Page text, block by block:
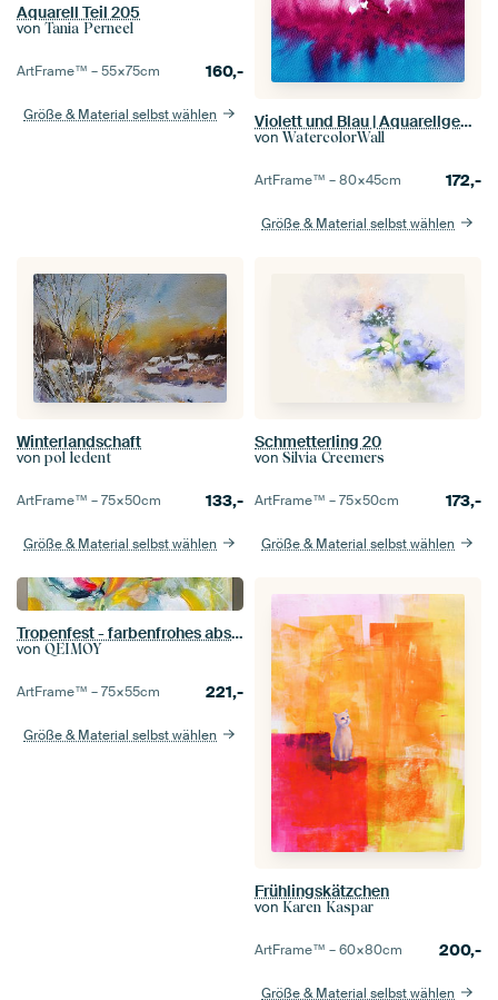
Aquarell Teil 205
von Tania Perneel
ArtFrame™ –55×75cm 160,-
Größe & Material selbst wählen Violett und Blau | Aquarellgemälde
von WatercolorWall
ArtFrame™ –80×45cm 172,-
Größe & Material selbst wählen
Winterlandschaft
von pol ledent
ArtFrame™ –75×50cm 133,-
Größe & Material selbst wählen
Schmetterling 20
von Silvia Creemers
ArtFrame™ –75×50cm 173,-
Größe & Material selbst wählen
Tropenfest - farbenfrohes abstraktes Gemälde
von QEIMOY
ArtFrame™ –75×55cm 221,-
Größe & Material selbst wählen
Frühlingskätzchen
von Karen Kaspar
ArtFrame™ –60×80cm 200,-
Größe & Material selbst wählen